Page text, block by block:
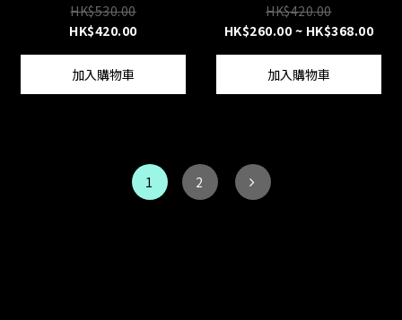
HK$530.00
HK$420.00
加入購物車
HK$420.00
HK$260.00 ~ HK$368.00
加入購物車
1 2